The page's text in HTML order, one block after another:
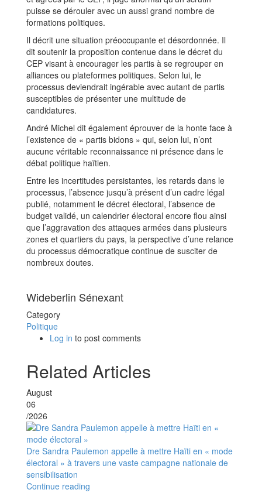
puisse se dérouler avec un aussi grand nombre de
formations politiques.
Il décrit une situation préoccupante et désordonnée. Il
dit soutenir la proposition contenue dans le décret du
CEP visant à encourager les partis à se regrouper en
alliances ou plateformes politiques. Selon lui, le
processus deviendrait ingérable avec autant de partis
susceptibles de présenter une multitude de
candidatures.
André Michel dit également éprouver de la honte face à
l’existence de « partis bidons » qui, selon lui, n’ont
aucune véritable reconnaissance ni présence dans le
débat politique haïtien.
Entre les incertitudes persistantes, les retards dans le
processus, l’absence jusqu’à présent d’un cadre légal
publié, notamment le décret électoral, l’absence de
budget validé, un calendrier électoral encore flou ainsi
que l’aggravation des attaques armées dans plusieurs
zones et quartiers du pays, la perspective d’une relance
du processus démocratique continue de susciter de
nombreux doutes.
Wideberlin Sénexant
Category
Politique
Log in to post comments
Related Articles
August
06
/2026
Dre Sandra Paulemon appelle à mettre Haïti en « mode
électoral » à travers une vaste campagne nationale de
sensibilisation
Continue reading